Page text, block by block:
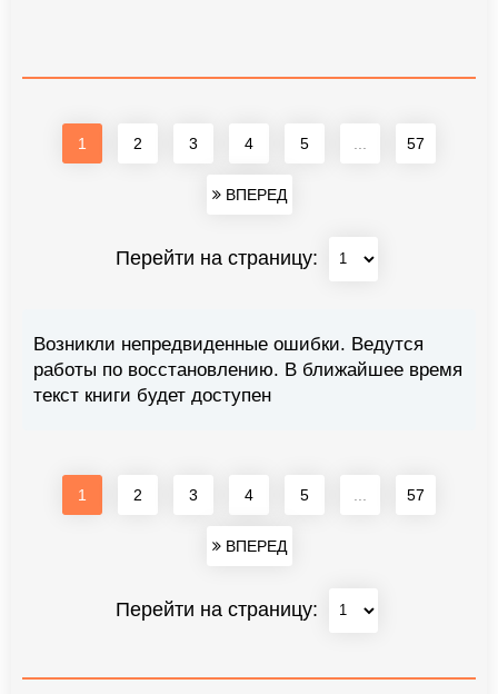
1 2 3 4 5 57
ВПЕРЕД
Перейти на страницу:
Возникли непредвиденные ошибки. Ведутся
работы по восстановлению. В ближайшее время
текст книги будет доступен
1 2 3 4 5 57
ВПЕРЕД
Перейти на страницу: